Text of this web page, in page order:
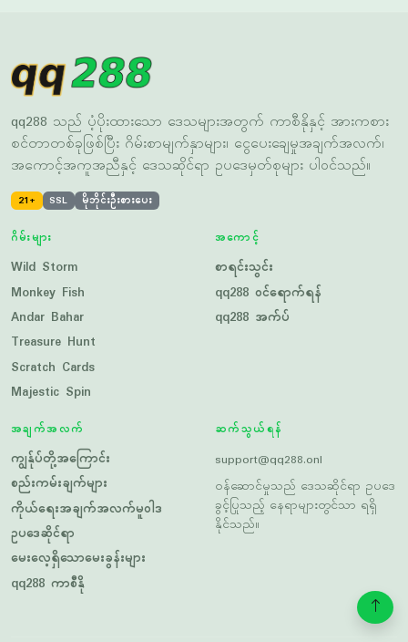
qq288 သည် ပံ့ပိုးထားသော ဒေသများအတွက် ကာစီနိုနှင့် အားကစား
စင်တာတစ်ခုဖြစ်ပြီး ဂိမ်းစာမျက်နှာများ၊ ငွေပေးချေမှုအချက်အလက်၊
21+ SSL မိုဘိုင်းဦးစားပေး
Wild Storm
Monkey Fish
အကောင့်
qq288 ဝင်ရောက်ရန်
qq288 အက်ပ်
အချက်အလက်
ကျွန်ုပ်တို့အကြောင်း
စည်းကမ်းချက်များ
ကိုယ်ရေးအချက်အလက်မူဝါဒ
ဥပဒေဆိုင်ရာ
မေးလေ့ရှိသောမေးခွန်းများ
qq288 ကာစီနို
ဝန်ဆောင်မှုသည် ဒေသဆိုင်ရာ ဥပဒေ
ခွင့်ပြုသည့် နေရာများတွင်သာ ရရှိ
နိုင်သည်။
ဆိုက်မြေပုံ